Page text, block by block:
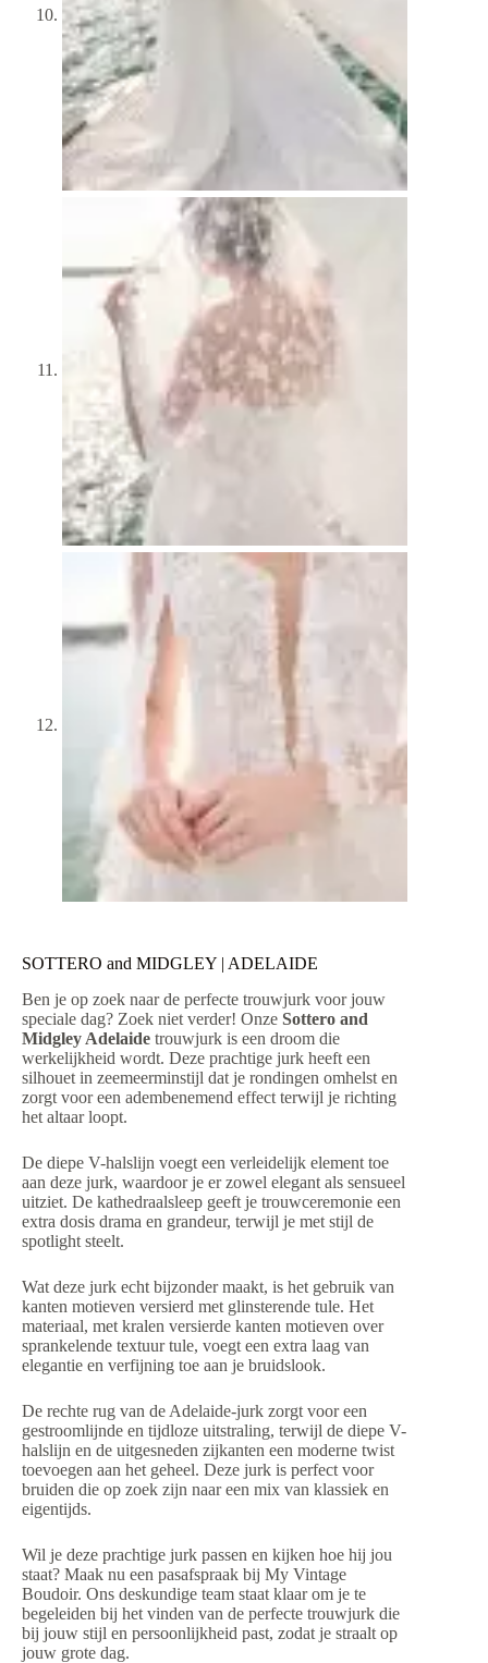
SOTTERO and MIDGLEY | ADELAIDE
Ben je op zoek naar de perfecte trouwjurk voor jouw
speciale dag? Zoek niet verder! Onze Sottero and
Midgley Adelaide trouwjurk is een droom die
werkelijkheid wordt. Deze prachtige jurk heeft een
silhouet in zeemeerminstijl dat je rondingen omhelst en
zorgt voor een adembenemend effect terwijl je richting
het altaar loopt.
De diepe V-halslijn voegt een verleidelijk element toe
aan deze jurk, waardoor je er zowel elegant als sensueel
uitziet. De kathedraalsleep geeft je trouwceremonie een
extra dosis drama en grandeur, terwijl je met stijl de
spotlight steelt.
Wat deze jurk echt bijzonder maakt, is het gebruik van
kanten motieven versierd met glinsterende tule. Het
materiaal, met kralen versierde kanten motieven over
sprankelende textuur tule, voegt een extra laag van
elegantie en verfijning toe aan je bruidslook.
De rechte rug van de Adelaide-jurk zorgt voor een
gestroomlijnde en tijdloze uitstraling, terwijl de diepe V-
halslijn en de uitgesneden zijkanten een moderne twist
toevoegen aan het geheel. Deze jurk is perfect voor
bruiden die op zoek zijn naar een mix van klassiek en
eigentijds.
Wil je deze prachtige jurk passen en kijken hoe hij jou
staat? Maak nu een pasafspraak bij My Vintage
Boudoir. Ons deskundige team staat klaar om je te
begeleiden bij het vinden van de perfecte trouwjurk die
bij jouw stijl en persoonlijkheid past, zodat je straalt op
jouw grote dag.